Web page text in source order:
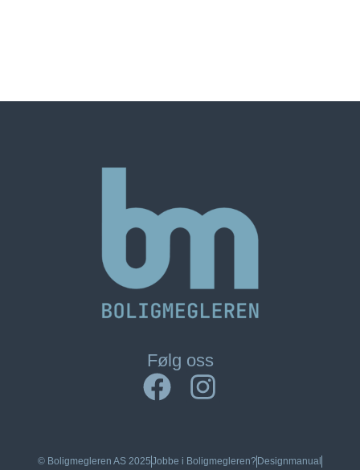
Følg oss
© Boligmegleren AS 2025Jobbe i Boligmegleren?​ Designmanual